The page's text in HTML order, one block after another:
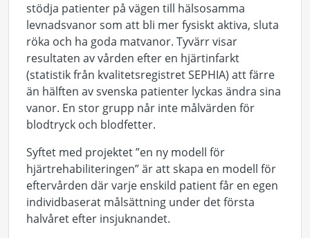
stödja patienter på vägen till hälsosamma
levnadsvanor som att bli mer fysiskt aktiva, sluta
röka och ha goda matvanor. Tyvärr visar
resultaten av vården efter en hjärtinfarkt
(statistik från kvalitetsregistret SEPHIA) att färre
än hälften av svenska patienter lyckas ändra sina
vanor. En stor grupp når inte målvärden för
blodtryck och blodfetter.
Syftet med projektet ”en ny modell för
hjärtrehabiliteringen” är att skapa en modell för
eftervården där varje enskild patient får en egen
individbaserat målsättning under det första
halvåret efter insjuknandet.